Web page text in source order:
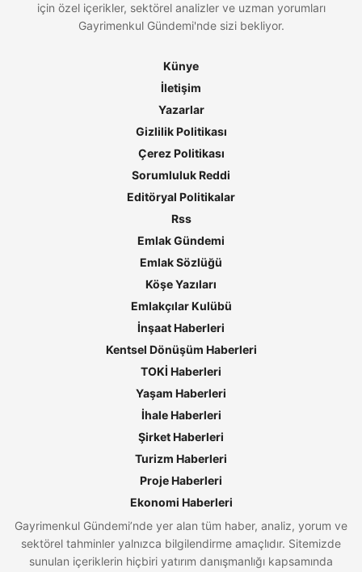
için özel içerikler, sektörel analizler ve uzman yorumları
Gayrimenkul Gündemi'nde sizi bekliyor.
Künye
İletişim
Yazarlar
Gizlilik Politikası
Çerez Politikası
Sorumluluk Reddi
Editöryal Politikalar
Rss
Emlak Gündemi
Emlak Sözlüğü
Köşe Yazıları
Emlakçılar Kulübü
İnşaat Haberleri
Kentsel Dönüşüm Haberleri
TOKİ Haberleri
Yaşam Haberleri
İhale Haberleri
Şirket Haberleri
Turizm Haberleri
Proje Haberleri
Ekonomi Haberleri
Gayrimenkul Gündemi’nde yer alan tüm haber, analiz, yorum ve
sektörel tahminler yalnızca bilgilendirme amaçlıdır. Sitemizde
sunulan içeriklerin hiçbiri yatırım danışmanlığı kapsamında